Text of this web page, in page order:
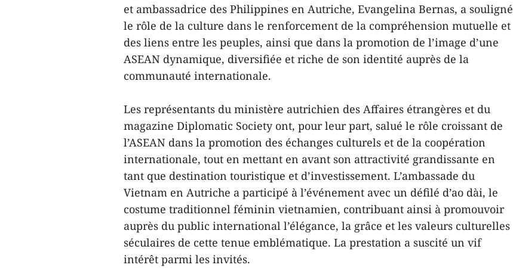
et ambassadrice des Philippines en Autriche, Evangelina Bernas, a souligné
le rôle de la culture dans le renforcement de la compréhension mutuelle et
des liens entre les peuples, ainsi que dans la promotion de l’image d’une
ASEAN dynamique, diversifiée et riche de son identité auprès de la
communauté internationale.
Les représentants du ministère autrichien des Affaires étrangères et du
magazine Diplomatic Society ont, pour leur part, salué le rôle croissant de
l’ASEAN dans la promotion des échanges culturels et de la coopération
internationale, tout en mettant en avant son attractivité grandissante en
tant que destination touristique et d’investissement. L’ambassade du
Vietnam en Autriche a participé à l’événement avec un défilé d’ao dài, le
costume traditionnel féminin vietnamien, contribuant ainsi à promouvoir
auprès du public international l’élégance, la grâce et les valeurs culturelles
séculaires de cette tenue emblématique. La prestation a suscité un vif
intérêt parmi les invités.